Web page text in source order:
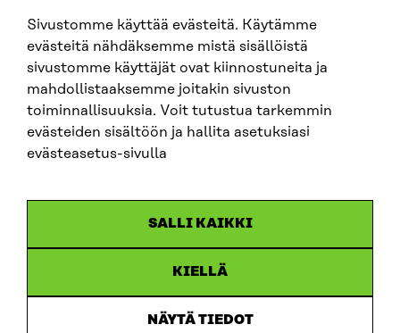
Sivustomme käyttää evästeitä. Käytämme
evästeitä nähdäksemme mistä sisällöistä
sivustomme käyttäjät ovat kiinnostuneita ja
mahdollistaaksemme joitakin sivuston
toiminnallisuuksia. Voit tutustua tarkemmin
evästeiden sisältöön ja hallita asetuksiasi
evästeasetus-sivulla
SALLI KAIKKI
KIELLÄ
NÄYTÄ TIEDOT
SITRA PÅ SOCIALA MEDIER
LinkedIn
Instagram
YouTube
Tillgänglighetsutredning